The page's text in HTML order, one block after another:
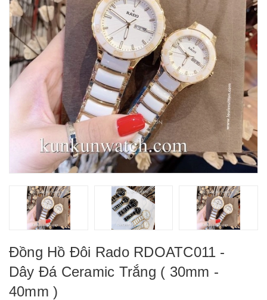
Đồng Hồ Đôi Rado RDOATC011 -
Dây Đá Ceramic Trắng ( 30mm -
40mm )